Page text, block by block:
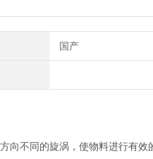
国产
向不同的旋涡，使物料进行有效